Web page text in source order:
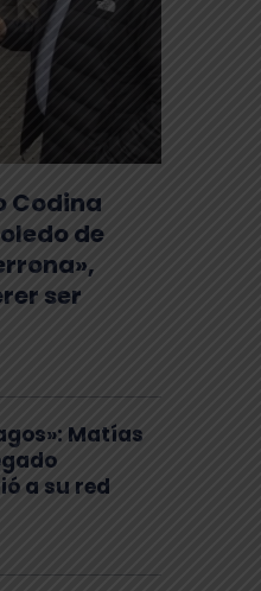
Codina
de
ser
Matías
a su red